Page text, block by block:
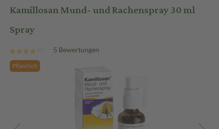
Kamillosan Mund- und Rachenspray 30 ml
Spray
5 Bewertungen
Pflanzlich